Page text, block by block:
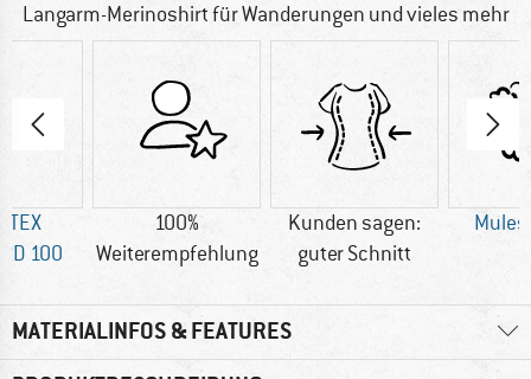
Langarm-Merinoshirt für Wanderungen und vieles mehr
TEX
100
100%
Weiterempfehlung
Kunden sagen:
guter Schnitt
MATERIALINFOS & FEATURES